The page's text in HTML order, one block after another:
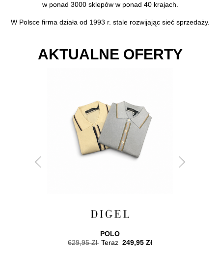
w ponad 3000 sklepów w ponad 40 krajach.
W Polsce firma działa od 1993 r. stale rozwijając sieć sprzedaży.
AKTUALNE OFERTY
POLO
629,95 Zł Teraz 249,95 Zł